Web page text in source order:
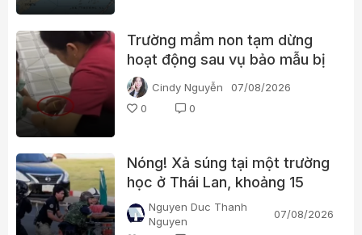
Trường mầm non tạm dừng
hoạt động sau vụ bảo mẫu bị
tố bạo hành trẻ
Cindy Nguyễn
07/08/2026
0
0
Nóng! Xả súng tại một trường
học ở Thái Lan, khoảng 15
người bị thương
Nguyen Duc Thanh
Nguyen
07/08/2026